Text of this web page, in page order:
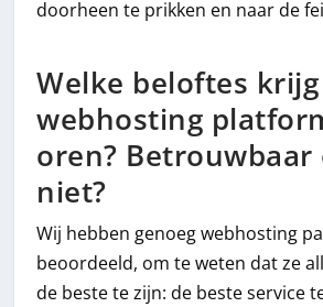
doorheen te prikken en naar de
Welke beloftes
webhosting
oren? Betrouwbaar
niet?
Wij hebben genoeg webhosting
beoordeeld, om te weten dat ze
de beste te zijn: de beste service